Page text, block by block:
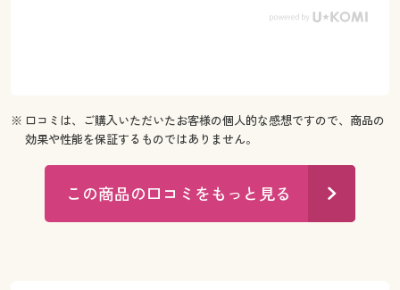
※ 口コミは、ご購入いただいたお客様の個人的な感想ですので、商品の
効果や性能を保証するものではありません。
この商品の口コミをもっと見る